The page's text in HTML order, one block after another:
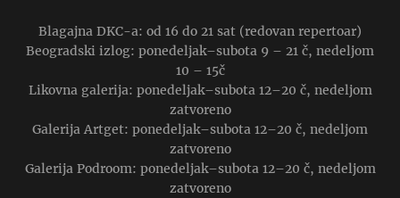
Blagajna DKC-a: od 16 do 21 sat (redovan repertoar)
Beogradski izlog: ponedeljak–subota 9 – 21 č, nedeljom
10 – 15č
Likovna galerija: ponedeljak–subota 12–20 č, nedeljom
zatvoreno
Galerija Artget: ponedeljak–subota 12–20 č, nedeljom
zatvoreno
Galerija Podroom: ponedeljak–subota 12–20 č, nedeljom
zatvoreno